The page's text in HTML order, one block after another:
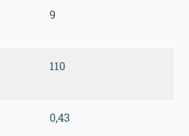
9
110
0,43